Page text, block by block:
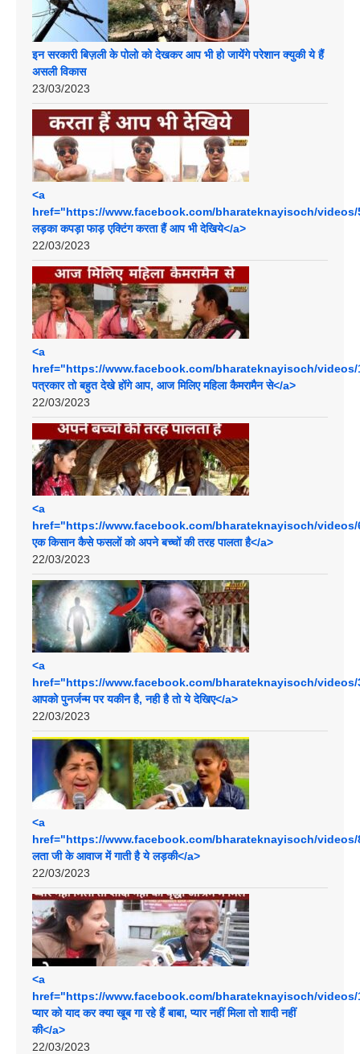
इन सरकारी बिज़ली के पोलो को देखकर आप भी हो जायेंगे परेशान क्युकी ये हैं
असली विकास
23/03/2023
<a
href="https://www.facebook.com/bharateknayisoch/videos/
लड़का कपड़ा फाड़ एक्टिंग करता हैं आप भी देखिये</a>
22/03/2023
<a
href="https://www.facebook.com/bharateknayisoch/videos/
पत्रकार तो बहुत देखे होंगे आप, आज मिलिए महिला कैमरामैन से</a>
22/03/2023
<a
href="https://www.facebook.com/bharateknayisoch/videos/
एक किसान कैसे फसलों को अपने बच्चों की तरह पालता है</a>
22/03/2023
<a
href="https://www.facebook.com/bharateknayisoch/videos/
आपको पुनर्जन्म पर यकीन है, नही है तो ये देखिए</a>
22/03/2023
<a
href="https://www.facebook.com/bharateknayisoch/videos/
लता जी के आवाज में गाती है ये लड़की</a>
22/03/2023
<a
href="https://www.facebook.com/bharateknayisoch/videos/
प्यार को याद कर क्या खूब गा रहे हैं बाबा, प्यार नहीं मिला तो शादी नहीं
की</a>
22/03/2023